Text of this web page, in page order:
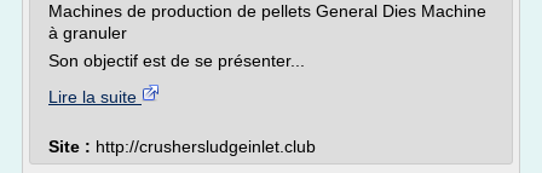
Machines de production de pellets General Dies Machine
à granuler
Son objectif est de se présenter...
Lire la suite
Site : http://crushersludgeinlet.club